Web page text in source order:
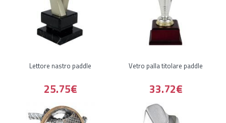
Lettore nastro paddle
25.75€
Vetro palla titolare paddle
33.72€